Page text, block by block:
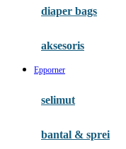
Gb
Habbie
diaper bags
aksesoris
Epporner
selimut
bantal & sprei